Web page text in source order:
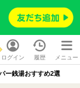
ログイン 履歴 メニュー
ー銭湯おすすめ2選